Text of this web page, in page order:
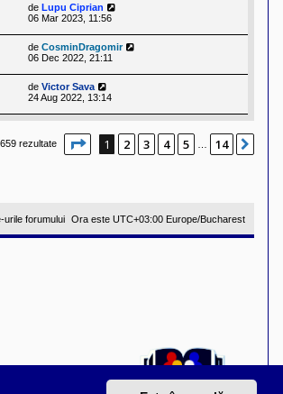
de Lupu Ciprian
06 Mar 2023, 11:56
de CosminDragomir
06 Dec 2022, 21:11
de Victor Sava
24 Aug 2022, 13:14
rezultate Pagina din 14
1 2 3 4 5 14
Ora este UTC+03:00 Europe/Bucharest
urile forumului